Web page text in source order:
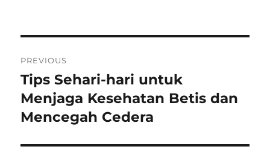
navigation
PREVIOUS
Previous
post:
Tips Sehari-hari untuk
Menjaga Kesehatan Betis dan
Mencegah Cedera